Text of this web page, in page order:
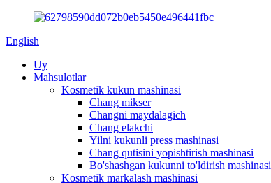
English
Uy
Mahsulotlar
Kosmetik kukun mashinasi
Chang mikser
Changni maydalagich
Chang elakchi
Yilni kukunli press mashinasi
Chang qutisini yopishtirish mashinasi
Bo'shashgan kukunni to'ldirish mashinasi
Kosmetik markalash mashinasi